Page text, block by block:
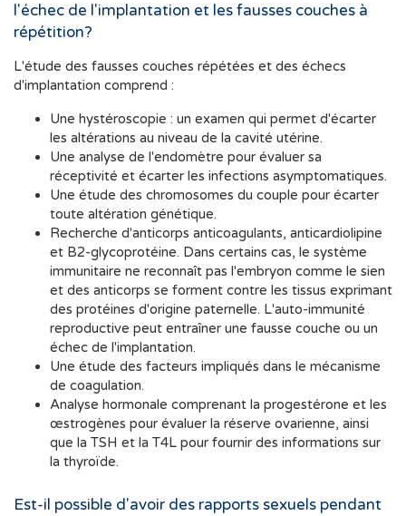
l'échec de l'implantation et les fausses couches à
répétition?
L'étude des fausses couches répétées et des échecs
d'implantation comprend :
Une hystéroscopie : un examen qui permet d'écarter
les altérations au niveau de la cavité utérine.
Une analyse de l'endomètre pour évaluer sa
réceptivité et écarter les infections asymptomatiques.
Une étude des chromosomes du couple pour écarter
toute altération génétique.
Recherche d'anticorps anticoagulants, anticardiolipine
et B2-glycoprotéine. Dans certains cas, le système
immunitaire ne reconnaît pas l'embryon comme le sien
et des anticorps se forment contre les tissus exprimant
des protéines d'origine paternelle. L'auto-immunité
reproductive peut entraîner une fausse couche ou un
échec de l'implantation.
Une étude des facteurs impliqués dans le mécanisme
de coagulation.
Analyse hormonale comprenant la progestérone et les
œstrogènes pour évaluer la réserve ovarienne, ainsi
que la TSH et la T4L pour fournir des informations sur
la thyroïde.
Est-il possible d'avoir des rapports sexuels pendant